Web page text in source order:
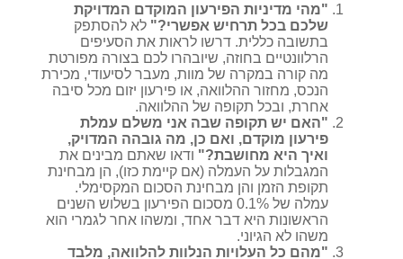
"מהי מדיניות הפירעון המוקדם המדויקת
שלכם בכל תרחיש אפשרי?" לא להסתפק
בתשובה כללית. דרשו לראות את הסעיפים
הרלוונטיים בחוזה, שיובהרו לכם בצורה מפורטת
מה קורה במקרה של מוות, מעבר לסיעודי, מכירת
הנכס, מחזור ההלוואה, או פירעון יזום מכל סיבה
אחרת, ובכל תקופה של ההלוואה.
"האם יש תקופה שבה אני משלם עמלת
פירעון מוקדם, ואם כן, מה גובהה המדויק,
ואיך היא מחושבת?" ודאו שאתם מבינים את
המגבלות על העמלה (אם קיימת כזו), הן מבחינת
תקופת הזמן והן מבחינת הסכום המקסימלי.
עמלה של 0.1% מסכום הפירעון בשלוש השנים
הראשונות היא דבר אחד, ומשהו אחר לגמרי הוא
משהו לא הגיוני.
"מהם כל העלויות הנלוות להלוואה, מלבד